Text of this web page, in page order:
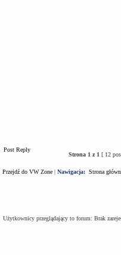
Post Reply
Strona 1 z 1 [ 12
Przejdź do VW Zone | Nawigacja: Strona
Użytkownicy przeglądający to forum: Brak